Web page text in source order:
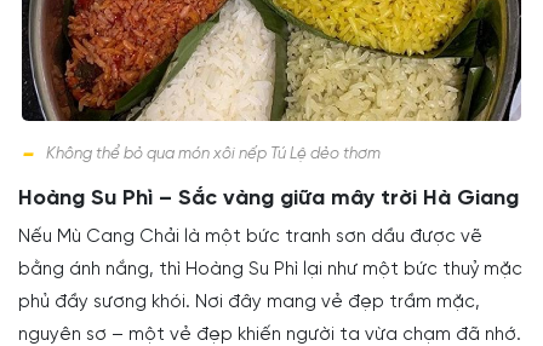
Không thể bỏ qua món xôi nếp Tú Lệ dẻo thơm
Hoàng Su Phì – Sắc vàng giữa mây trời Hà Giang
Nếu Mù Cang Chải là một bức tranh sơn dầu được vẽ
bằng ánh nắng, thì Hoàng Su Phì lại như một bức thuỷ mặc
phủ đầy sương khói. Nơi đây mang vẻ đẹp trầm mặc,
nguyên sơ – một vẻ đẹp khiến người ta vừa chạm đã nhớ.